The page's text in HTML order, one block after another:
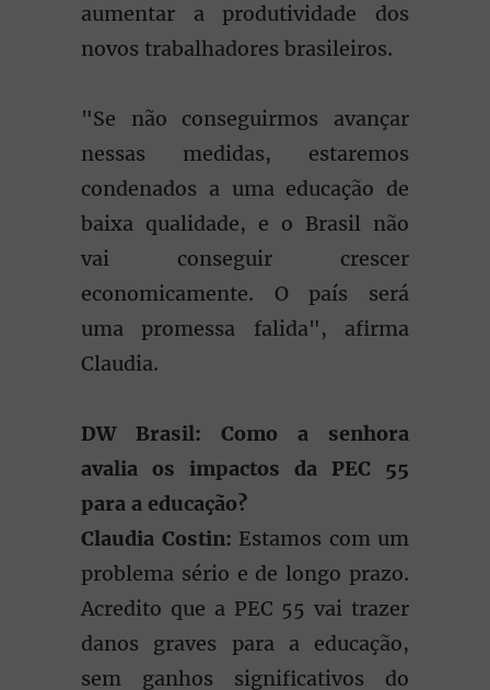
aumentar a produtividade dos
novos trabalhadores brasileiros.
"Se não conseguirmos avançar
nessas medidas, estaremos
condenados a uma educação de
baixa qualidade, e o Brasil não
vai conseguir crescer
economicamente. O país será
uma promessa falida", afirma
Claudia.
DW Brasil: Como a senhora
avalia os impactos da PEC 55
para a educação?
Claudia Costin: Estamos com um
problema sério e de longo prazo.
Acredito que a PEC 55 vai trazer
danos graves para a educação,
sem ganhos significativos do